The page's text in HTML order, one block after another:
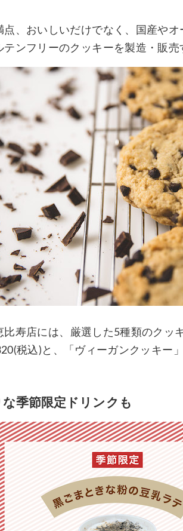
、おいしいだけでなく、国産や
ンフリーのクッキーを製造・販売
比寿店には、厳選した5種類のク
税込)と、「ヴィーガンクッキー
季節限定ドリンクも